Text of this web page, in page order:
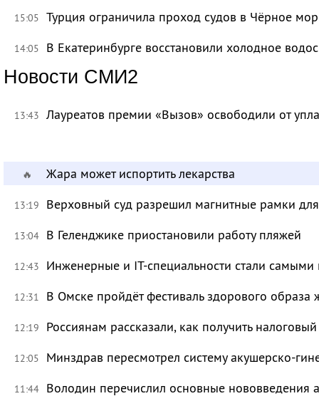
15:05 Турция ограничила проход судов в Чёрное
14:05 В Екатеринбурге восстановили холодное
Новости СМИ2
13:43 Лауреатов премии «Вызов» освободили от
🔥 Жара может испортить лекарства
13:19 Верховный суд разрешил магнитные рамки
13:04 В Геленджике приостановили работу пляжей
12:43 Инженерные и IT-специальности стали
12:31 В Омске пройдёт фестиваль здорового
12:19 Россиянам рассказали, как получить
12:05 Минздрав пересмотрел систему акушерско-
11:44 Володин перечислил основные нововведения